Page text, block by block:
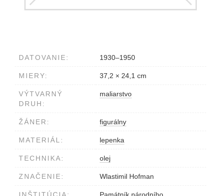
DATOVANIE: 1930–1950
MIERY: 37,2 × 24,1 cm
VÝTVARNÝ
DRUH:
maliarstvo
ŽÁNER: figurálny
MATERIÁL: lepenka
TECHNIKA: olej
ZNAČENIE: Wlastimil Hofman